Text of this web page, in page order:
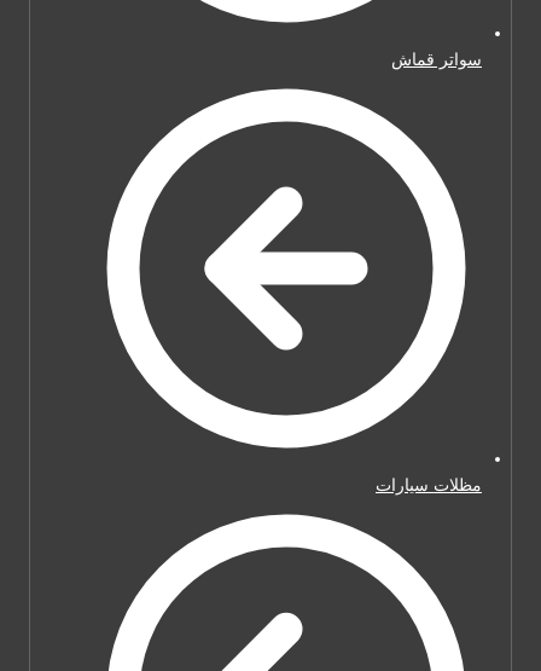
سواتر قماش
مظلات سيارات